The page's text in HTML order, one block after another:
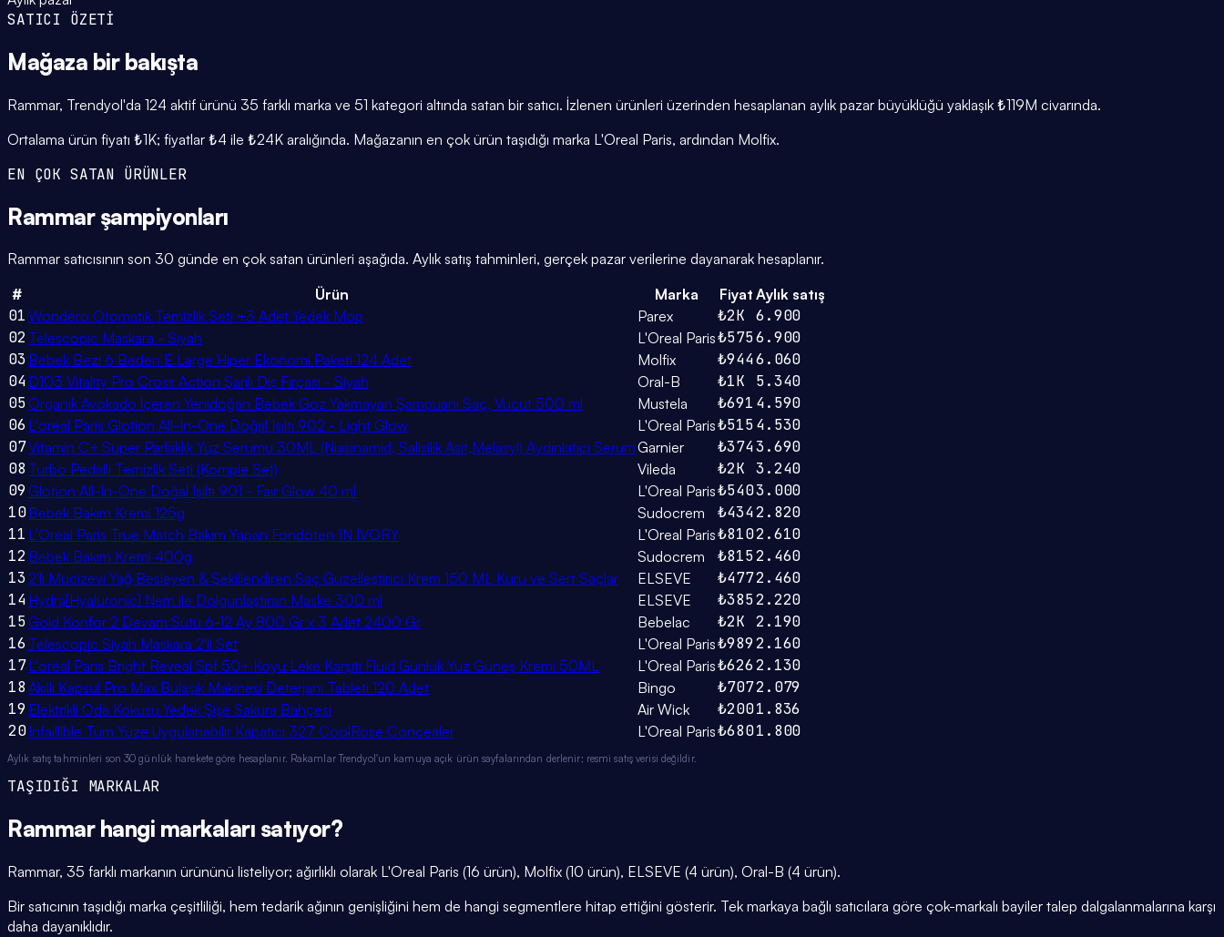
SATICI ÖZETİ
Mağaza bir bakışta
Rammar, Trendyol'da 124 aktif ürünü 35 farklı marka ve 51 kategori altında satan bir satıcı. İzlenen ürünleri üzerinden hesaplanan aylık pazar büyüklüğü yaklaşık ₺119M civarında.
Ortalama ürün fiyatı ₺1K; fiyatlar ₺4 ile ₺24K aralığında. Mağazanın en çok ürün taşıdığı marka L'Oreal Paris, ardından Molfix.
EN ÇOK SATAN ÜRÜNLER
Rammar şampiyonları
Rammar satıcısının son 30 günde en çok satan ürünleri aşağıda. Aylık satış tahminleri, gerçek pazar verilerine dayanarak hesaplanır.
#
Ürün Marka Fiyat Aylık satış
01 Wondero Otomatik Temizlik Seti +3 Adet Yedek Mop Parex ₺2K
6.900
02 Telescopic Maskara - Siyah L'Oreal Paris₺5756.900
03 Bebek Bezi 6 Beden E.Large Hiper Ekonomi Paketi 124 Adet Molfix ₺9446.060
04 D103 Vitality Pro Cross Action Şarjlı Diş Fırçası - Siyah Oral-B ₺1K
5.340
05 Organik Avokado İçeren Yenidoğan Bebek Göz Yakmayan Şampuanı Saç, Vücut 500 ml Mustela ₺691 4.590
06 L'oréal Paris Glotion All-In-One Doğal Işıltı 902 - Light Glow L'Oreal Paris₺5154.530
07Vitamin C+ Süper Parlaklık Yüz Serumu 30ML (Niasinamid, Salisilik Asit,Melasyl) Aydınlatıcı SerumGarnier ₺3743.690
08 Turbo Pedallı Temizlik Seti (Komple Set) Vileda ₺2K
3.240
09 Glotion All-In-One Doğal Işıltı 901 - Fair Glow 40 ml L'Oreal Paris₺5403.000
10Bebek Bakım Kremi 125g Sudocrem ₺4342.820
11 L'Oréal Paris True Match Bakım Yapan Fondöten 1N IVORY L'Oreal Paris₺8102.610
12 Bebek Bakım Kremi 400g Sudocrem ₺8152.460
132'li Mucizevi Yağ Besleyen & Şekillendiren Saç Güzelleştirici Krem 150 ML Kuru ve Sert Saçlar ELSEVE ₺4772.460
14 Hydra[Hyaluronic] Nem ile Dolgunlaştıran Maske 300 ml ELSEVE ₺3852.220
15 Gold Konfor 2 Devam Sütü 6-12 Ay 800 Gr x 3 Adet 2400 Gr Bebelac ₺2K
2.190
16 Telescopic Siyah Maskara 2'li Set L'Oreal Paris₺9892.160
17L'oréal Paris Bright Reveal Spf 50+ Koyu Leke Karşıtı Fluid Günlük Yüz Güneş Kremi 50ML L'Oreal Paris₺6262.130
18 Akıllı Kapsül Pro Max Bulaşık Makinesi Deterjanı Tableti 120 Adet Bingo ₺7072.079
19 Elektrikli Oda Kokusu Yedek Şişe Sakura Bahçesi Air Wick ₺2001.836
20Infaillible Tüm Yüze Uygulanabilir Kapatıcı 327 CoolRose Concealer L'Oreal Paris₺6801.800
Aylık satış tahminleri son 30 günlük harekete göre hesaplanır. Rakamlar Trendyol'un kamuya açık ürün sayfalarından derlenir; resmi satış verisi değildir.
TAŞIDIĞI MARKALAR
Rammarhangi markaları satıyor?
Rammar, 35 farklı markanın ürününü listeliyor; ağırlıklı olarak L'Oreal Paris (16 ürün), Molfix (10 ürün), ELSEVE (4 ürün), Oral-B (4 ürün).
Bir satıcının taşıdığı marka çeşitliliği, hem tedarik ağının genişliğini hem de hangi segmentlere hitap ettiğini gösterir. Tek markaya bağlı satıcılara göre çok-markalı bayiler talep dalgalanmalarına karşı
daha dayanıklıdır.